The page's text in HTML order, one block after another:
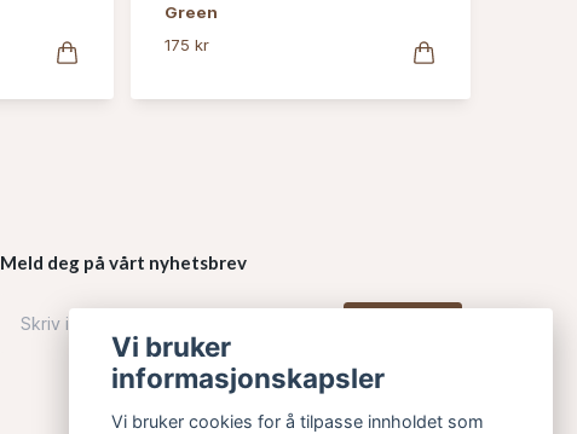
Green
175 kr
Meld deg på vårt nyhetsbrev
Vi bruker
informasjonskapsler
Vi bruker cookies for å tilpasse innholdet som